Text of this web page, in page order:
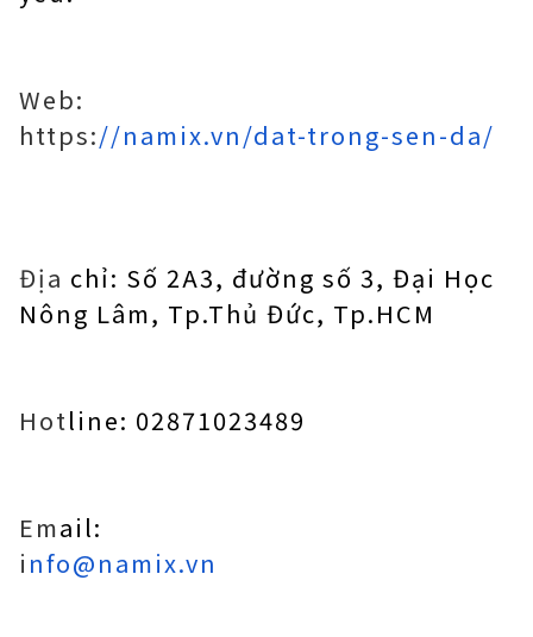
Web:
https://namix.vn/dat-trong-sen-da/
Địa chỉ: Số 2A3, đường số 3, Đại Học
Nông Lâm, Tp.Thủ Đức, Tp.HCM
Hotline: 02871023489
Email:
i nfo@namix.vn